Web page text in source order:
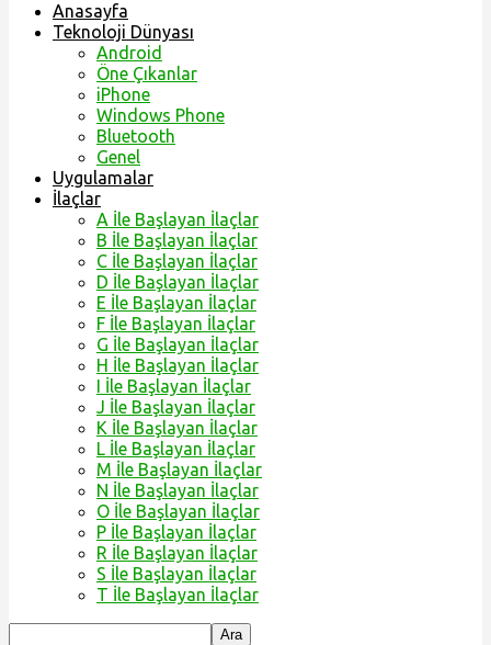
Anasayfa
Teknoloji Dünyası
Android
Öne Çıkanlar
iPhone
Windows Phone
Bluetooth
Genel
Uygulamalar
İlaçlar
A İle Başlayan İlaçlar
B İle Başlayan İlaçlar
C İle Başlayan İlaçlar
D İle Başlayan İlaçlar
E İle Başlayan İlaçlar
F İle Başlayan İlaçlar
G İle Başlayan İlaçlar
H İle Başlayan İlaçlar
I İle Başlayan İlaçlar
J İle Başlayan İlaçlar
K İle Başlayan İlaçlar
L İle Başlayan İlaçlar
M İle Başlayan İlaçlar
N İle Başlayan İlaçlar
O İle Başlayan İlaçlar
P İle Başlayan İlaçlar
R İle Başlayan İlaçlar
S İle Başlayan İlaçlar
T İle Başlayan İlaçlar